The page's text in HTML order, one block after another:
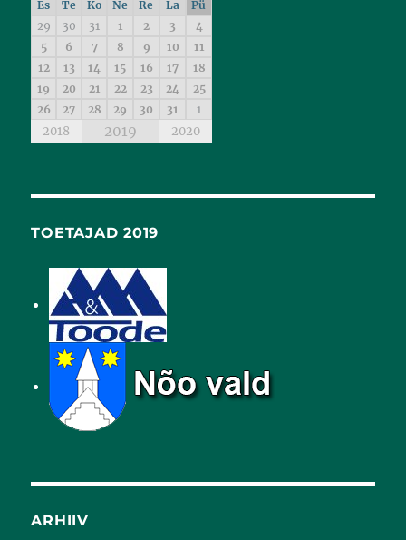
Es Te Ko Ne Re La
Pü
29
30 31 1 2 3
4
5
6 7 8 9 10
11
12
13 14 15 16 17
18
19
20 21 22 23 24
25
26
27 28 29 30 31 1
2018 2019 2020
TOETAJAD 2019
ARHIIV